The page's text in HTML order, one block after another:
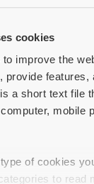
cookies
improve the
provide features,
a short text file
mobile
of cookies
to read
går inte